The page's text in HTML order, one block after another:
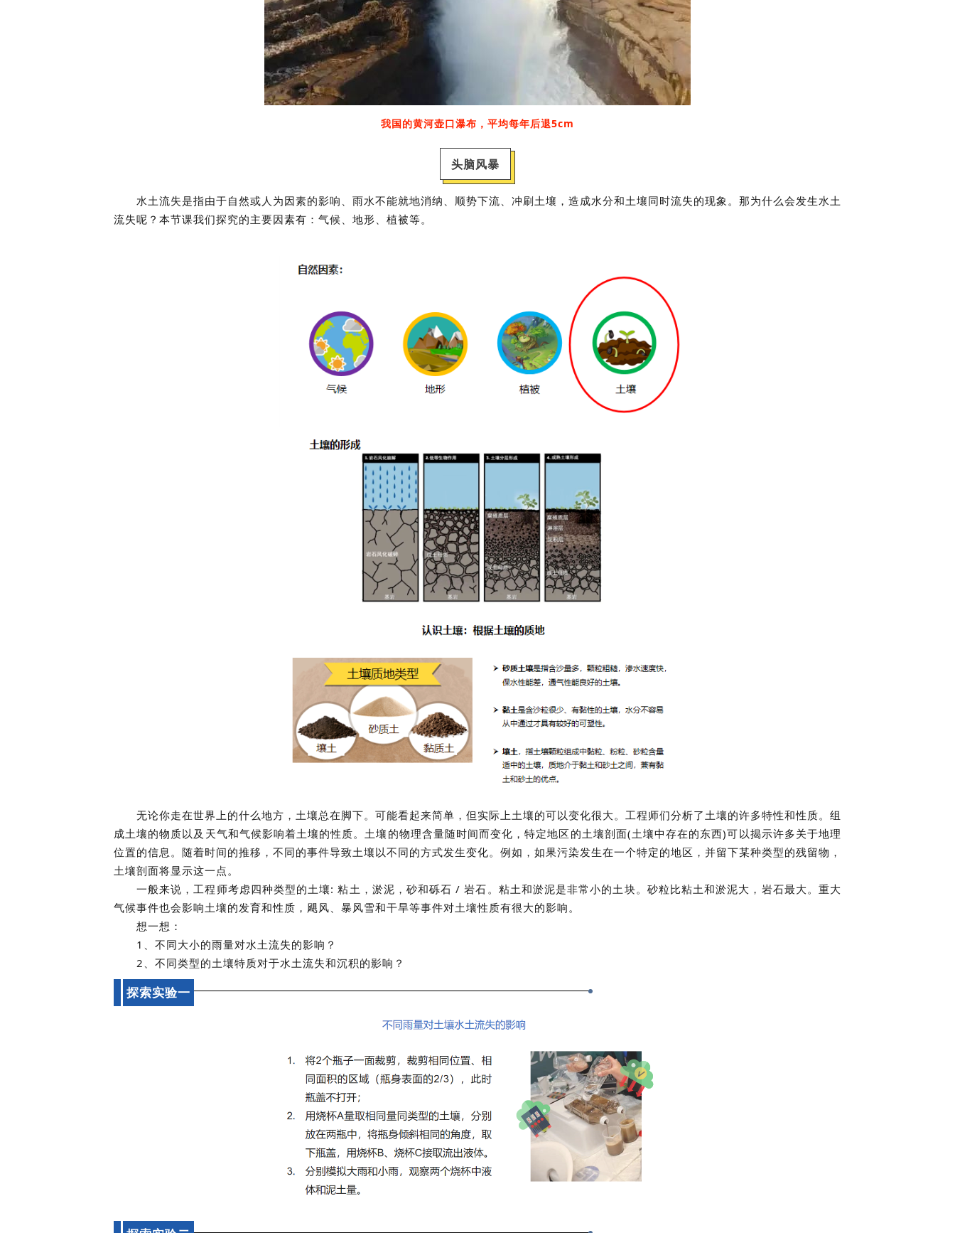
我国的黄河壶口瀑布，平均每年后退5cm
头脑风暴
水土流失是指由于自然或人为因素的影响、雨水不能就地消纳、顺势下流、冲刷土壤，造成水分和土壤同时流失的现象。那为什么会发生水土
流失呢？本节课我们探究的主要因素有：气候、地形、植被等。
无论你走在世界上的什么地方，土壤总在脚下。可能看起来简单，但实际上土壤的可以变化很大。工程师们分析了土壤的许多特性和性质。组
成土壤的物质以及天气和气候影响着土壤的性质。土壤的物理含量随时间而变化，特定地区的土壤剖面(土壤中存在的东西)可以揭示许多关于地理
位置的信息。随着时间的推移，不同的事件导致土壤以不同的方式发生变化。例如，如果污染发生在一个特定的地区，并留下某种类型的残留物，
土壤剖面将显示这一点。
一般来说，工程师考虑四种类型的土壤: 粘土，淤泥，砂和砾石 / 岩石。粘土和淤泥是非常小的土块。砂粒比粘土和淤泥大，岩石最大。重大
气候事件也会影响土壤的发育和性质，飓风、暴风雪和干旱等事件对土壤性质有很大的影响。
想一想：
1、不同大小的雨量对水土流失的影响？
2、不同类型的土壤特质对于水土流失和沉积的影响？
探索实验一